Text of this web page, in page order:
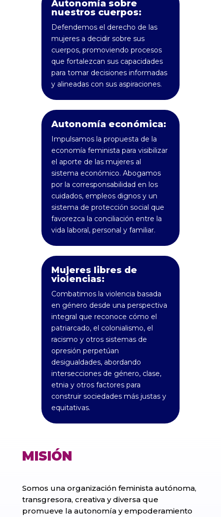
Autonomía sobre
nuestros cuerpos:
Defendemos el derecho de las
mujeres a decidir sobre sus
cuerpos, promoviendo procesos
que fortalezcan sus capacidades
para tomar decisiones informadas
y alineadas con sus aspiraciones.
Autonomía económica:
Impulsamos la propuesta de la
economía feminista para visibilizar
el aporte de las mujeres al
sistema económico. Abogamos
por la corresponsabilidad en los
cuidados, empleos dignos y un
sistema de protección social que
favorezca la conciliación entre la
vida laboral, personal y familiar.
Mujeres libres de
violencias:
Combatimos la violencia basada
en género desde una perspectiva
integral que reconoce cómo el
patriarcado, el colonialismo, el
racismo y otros sistemas de
opresión perpetúan
desigualdades, abordando
intersecciones de género, clase,
etnia y otros factores para
construir sociedades más justas y
equitativas.
MISIÓN
Somos una organización feminista autónoma,
transgresora, creativa y diversa que
promueve la autonomía y empoderamiento